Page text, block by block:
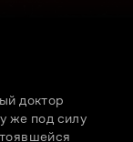
доктор
же под силу